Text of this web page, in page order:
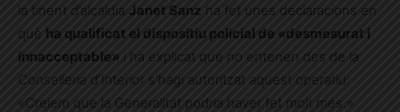
la tinent d’alcaldia Janet Sanz ha fet unes declaracions en
què ha qualificat el dispositiu policial de «desmesurat i
innacceptable» i ha explicat que no entenen des de la
Conselleria d’Interior s’hagi autoritzat aquest operatiu:
«Creiem que la Generalitat podria haver fet molt més.»